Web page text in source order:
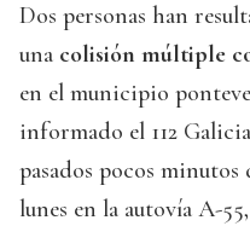
Dos personas han
una colisión múltiple
en el municipio
informado el 112
pasados pocos minutos
lunes en la autovía A-